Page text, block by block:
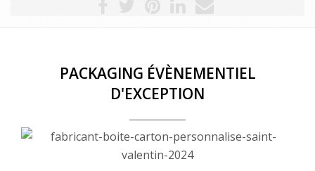
PACKAGING ÉVÈNEMENTIEL
D'EXCEPTION